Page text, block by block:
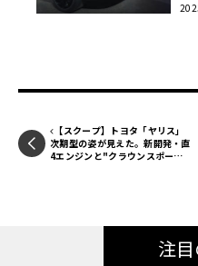
これまでに明らかになって
れられるデザインを目指し
先進性を両立させるという
新開発「MB.EA」と800V
ど
【スクープ】トヨタ「ヤリス」
次期型の姿が見えた。新開発・直
4エンジンと"クラウンスポーツ
注